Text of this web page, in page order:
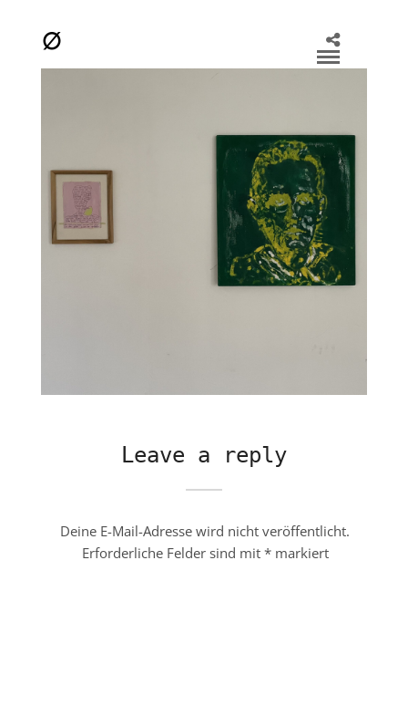
Leave a reply
Deine E-Mail-Adresse wird nicht veröffentlicht.
Erforderliche Felder sind mit *markiert